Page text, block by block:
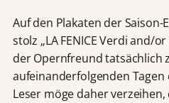
Auf den Plakaten der
stolz „LA FENICE Verdi and/
der Opernfreund tatsächlich
aufeinanderfolgenden
Leser möge daher